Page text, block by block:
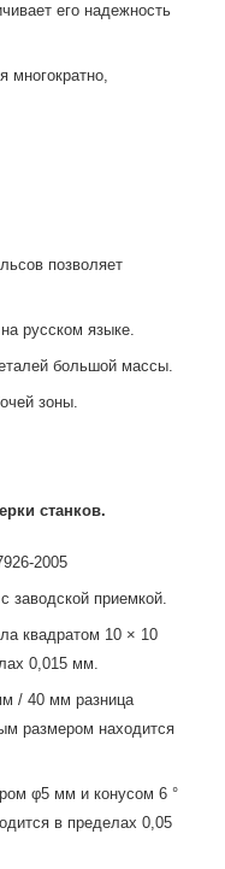
его надежность
многократно,
позволяет
русском языке.
большой массы.
зоны.
станков.
2005
заводской приемкой.
квадратом 10 × 10
0,015 мм.
/ 40 мм разница
размером находится
φ5 мм и конусом 6 °
в пределах 0,05